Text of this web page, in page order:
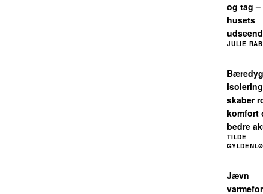
og tag –
husets
JULIE
isolering
skaber
komfort
bedre
TILDE
Jævn